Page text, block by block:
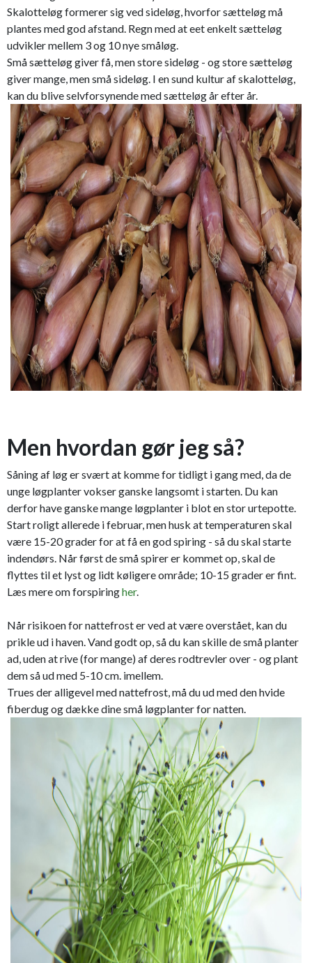
Skalotteløg formerer sig ved sideløg, hvorfor sætteløg må
plantes med god afstand. Regn med at eet enkelt sætteløg
udvikler mellem 3 og 10 nye småløg.
Små sætteløg giver få, men store sideløg - og store sætteløg
giver mange, men små sideløg. I en sund kultur af skalotteløg,
kan du blive selvforsynende med sætteløg år efter år.
Men hvordan gør jeg så?
Såning af løg er svært at komme for tidligt i gang med, da de
unge løgplanter vokser ganske langsomt i starten. Du kan
derfor have ganske mange løgplanter i blot en stor urtepotte.
Start roligt allerede i februar, men husk at temperaturen skal
være 15-20 grader for at få en god spiring - så du skal starte
indendørs. Når først de små spirer er kommet op, skal de
flyttes til et lyst og lidt køligere område; 10-15 grader er fint.
Læs mere om forspiringher.
Når risikoen for nattefrost er ved at være overstået, kan du
prikle ud i haven. Vand godt op, så du kan skille de små planter
ad, uden at rive (for mange) af deres rodtrevler over - og plant
dem så ud med 5-10 cm. imellem.
Trues der alligevel med nattefrost, må du ud med den hvide
fiberdug og dække dine små løgplanter for natten.